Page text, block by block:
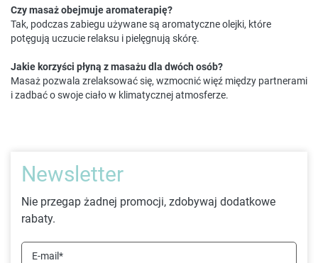
Czy masaż obejmuje aromaterapię?
Tak, podczas zabiegu używane są aromatyczne olejki, które
potęgują uczucie relaksu i pielęgnują skórę.
Jakie korzyści płyną z masażu dla dwóch osób?
Masaż pozwala zrelaksować się, wzmocnić więź między partnerami
i zadbać o swoje ciało w klimatycznej atmosferze.
Newsletter
Nie przegap żadnej promocji, zdobywaj dodatkowe
rabaty.
E-mail*